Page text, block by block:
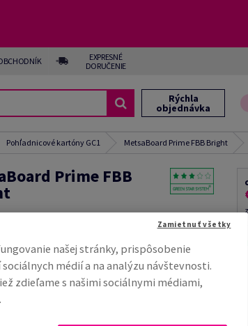
EXPRESNÉ
DORUČENIE
Rýchla
objednávka
Pohľadnicové kartóny GC1 MetsaBoard Prime FBB Bright
Prime FBB
biela, biely rub, BCTMP, GC1, 235g/m2,
B1+, ÚD, nebalený na pal 3 200 hárkov,
po 100 hárkov, 75 % PEFC Certified
popis
našej stránky, prispôsobenie
médií a na analýzu návštevnosti.
zdieľame s našimi sociálnymi médiami,
Zamietnuť všetky